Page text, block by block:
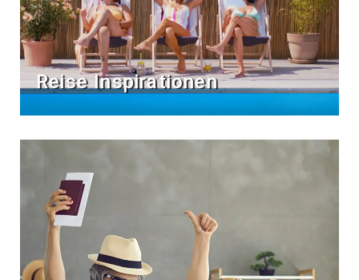
Reise Inspirationen